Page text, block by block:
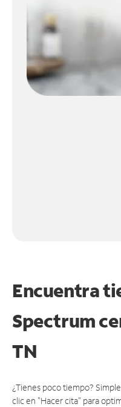
Encuentra
Spectrum
TN
¿Tienes poco tiempo?
clic en "Hacer cita" para